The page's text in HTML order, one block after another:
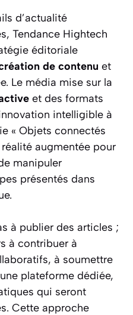
d’actualité
Tendance Hightech
éditoriale
de contenu et
Le média mise sur la
et des formats
intelligible à
« Objets connectés
augmentée pour
manipuler
présentés dans
à publier des articles ;
à contribuer à
à soumettre
plateforme dédiée,
qui seront
Cette approche